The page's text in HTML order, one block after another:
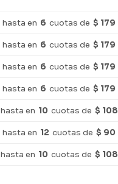
hasta en 6 cuotas de $ 179
hasta en 6 cuotas de $ 179
hasta en 6 cuotas de $ 179
hasta en 6 cuotas de $ 179
hasta en 10 cuotas de $ 108
hasta en 12 cuotas de $ 90
hasta en 10 cuotas de $ 108